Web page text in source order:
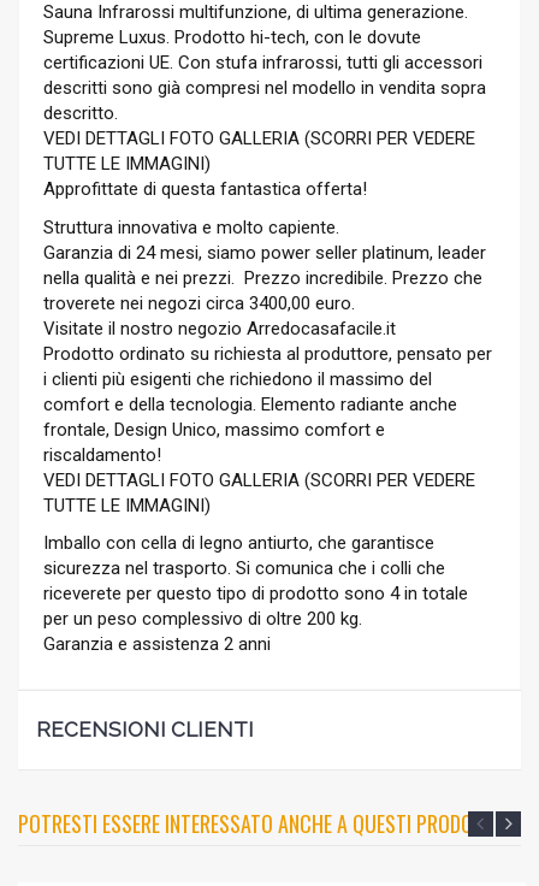
Sauna Infrarossi multifunzione, di ultima generazione.
Supreme Luxus. Prodotto hi-tech, con le dovute
certificazioni UE. Con stufa infrarossi, tutti gli accessori
descritti sono già compresi nel modello in vendita sopra
descritto.
VEDI DETTAGLI FOTO GALLERIA (SCORRI PER VEDERE
TUTTE LE IMMAGINI)
Approfittate di questa fantastica offerta!
Struttura innovativa e molto capiente.
Garanzia di 24 mesi, siamo power seller platinum, leader
nella qualità e nei prezzi. Prezzo incredibile. Prezzo che
troverete nei negozi circa 3400,00 euro.
Visitate il nostro negozio Arredocasafacile.it
Prodotto ordinato su richiesta al produttore, pensato per
i clienti più esigenti che richiedono il massimo del
comfort e della tecnologia. Elemento radiante anche
frontale, Design Unico, massimo comfort e
riscaldamento!
VEDI DETTAGLI FOTO GALLERIA (SCORRI PER VEDERE
TUTTE LE IMMAGINI)
Imballo con cella di legno antiurto, che garantisce
sicurezza nel trasporto. Si comunica che i colli che
riceverete per questo tipo di prodotto sono 4 in totale
per un peso complessivo di oltre 200 kg.
Garanzia e assistenza 2 anni
RECENSIONI CLIENTI
POTRESTI ESSERE INTERESSATO ANCHE A QUESTI PRODOTTI?